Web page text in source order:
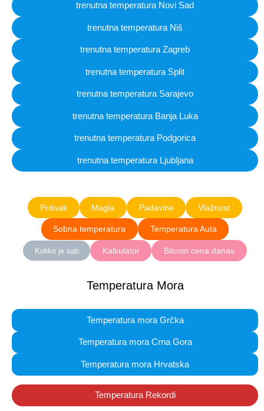
trenutna temperatura Novi Sad
trenutna temperatura Niš
trenutna temperatura Zagreb
trenutna temperatura Split
trenutna temperatura Sarajevo
trenutna temperatura Banja Luka
trenutna temperatura Podgorica
trenutna temperatura Ljubljana
Pritisak Magla Padavine Vlažnost
Sobna temperatura Temperatura Auta
Koliko je sati Kalkulator Bitcoin cena danas
Temperatura Mora
Temperatura mora Grčka
Temperatura mora Crna Gora
Temperatura mora Hrvatska
Temperatura Rekordi